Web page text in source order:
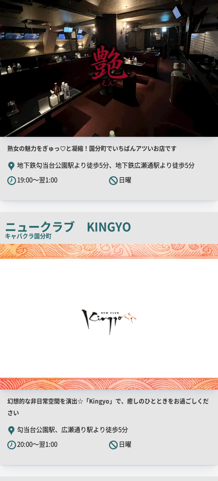
店
舗
PR
キ
コ
ピ
ー
熟女の魅力をぎゅっ♡と凝縮！国分町でいちばんアツいお店です
地下鉄勾当台公園駅より徒歩5分、地下鉄広瀬通駅より徒歩5分
19:00～翌1:00
日曜
ニュークラブ KINGYO
キャバクラ国分町
店
舗
PR
店
舗
PR
キ
ャ
幻想的な非日常空間を演出☆「Kingyo」で、癒しのひとときをお過ごしくだ
さい
勾当台公園駅、広瀬通り駅より徒歩5分
20:00～翌1:00
日曜